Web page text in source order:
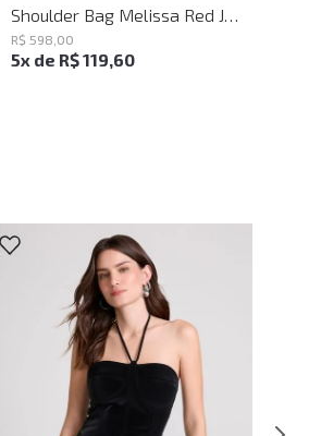
Shoulder Bag Melissa Red John John Feminina
R$ 598 00
5x de R$119,60